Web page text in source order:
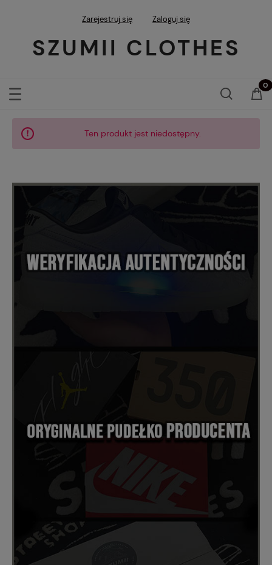
Zarejestruj się Zaloguj się
SZUMII CLOTHES
Ten produkt jest niedostępny.